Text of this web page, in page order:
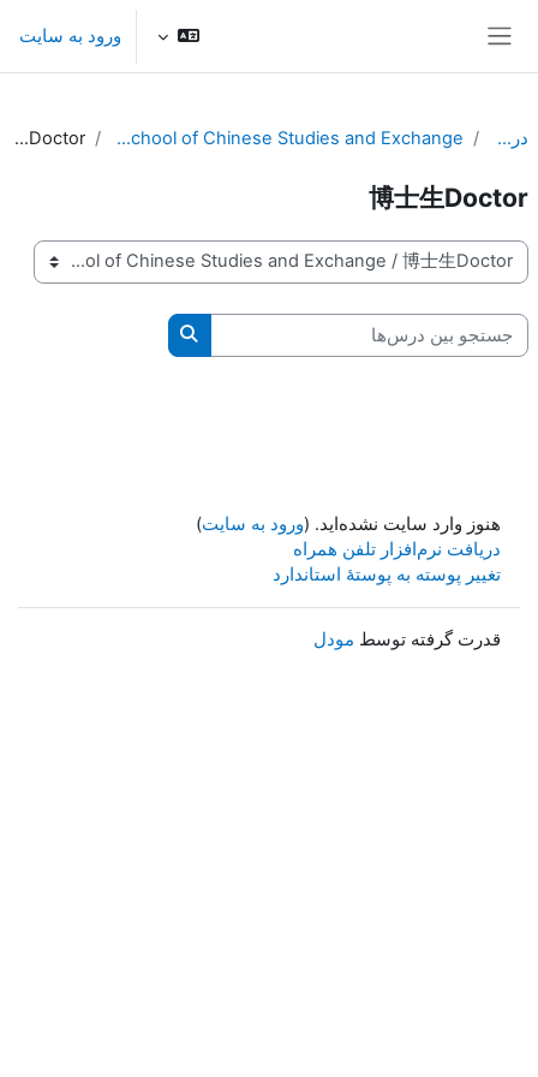
ورود به سایت
درس‌ها 国际文化交流学院 School of Chinese Studies and Exchange
博士生Doctor
博士生Doctor
طبقه‌های درسی
جستجو بین درس‌ها
جستجو بین درس‌ها
هنوز وارد سایت نشده‌اید. (ورود به سایت)
دریافت نرم‌افزار تلفن همراه
تغییر پوسته به پوستهٔ استاندارد
قدرت گرفته توسط مودل